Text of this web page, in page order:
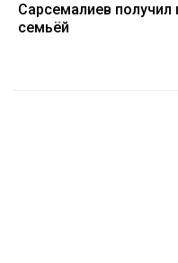
Сарсемалиев получил
семьёй